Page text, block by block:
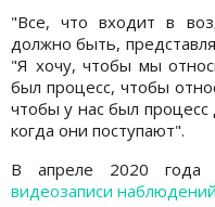
"Все, что входит в
должно быть,
"Я хочу, чтобы мы
был процесс, чтобы
чтобы у нас был
когда они поступают".
В апреле 2020 года
видеозаписи